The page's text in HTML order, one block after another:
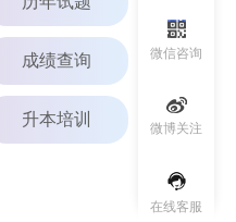
微信咨询
微博关注
在线客服
成绩查询
升本培训